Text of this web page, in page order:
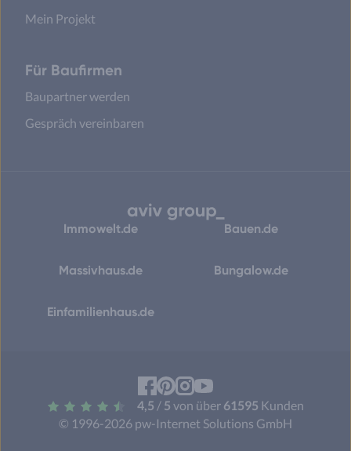
Mein Projekt
Für Baufirmen
Baupartner werden
Gespräch vereinbaren
Immowelt.de Bauen.de
Massivhaus.de Bungalow.de
Einfamilienhaus.de
© 1996-2026 pw-Internet Solutions GmbH
4,5 / 5 von über 61595 Kunden
Facebook
Pinterest
Instagram